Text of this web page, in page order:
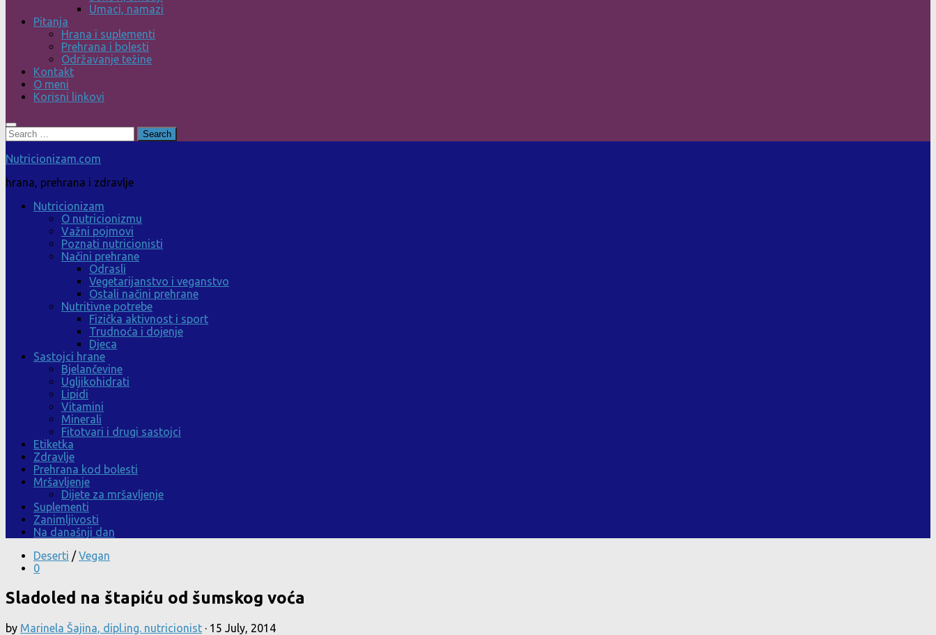
Umaci, namazi
Pitanja
Hrana i suplementi
Prehrana i bolesti
Održavanje težine
Kontakt
O meni
Korisni linkovi
Search
for:
Nutricionizam.com
hrana, prehrana i zdravlje
Nutricionizam
O nutricionizmu
Važni pojmovi
Poznati nutricionisti
Načini prehrane
Odrasli
Vegetarijanstvo i veganstvo
Ostali načini prehrane
Nutritivne potrebe
Fizička aktivnost i sport
Trudnoća i dojenje
Djeca
Sastojci hrane
Bjelančevine
Ugljikohidrati
Lipidi
Vitamini
Minerali
Fitotvari i drugi sastojci
Etiketka
Zdravlje
Prehrana kod bolesti
Mršavljenje
Dijete za mršavljenje
Suplementi
Zanimljivosti
Na današnji dan
Deserti / Vegan
0
Sladoled na štapiću od šumskog voća
by Marinela Šajina, dipl.ing. nutricionist · 15 July, 2014